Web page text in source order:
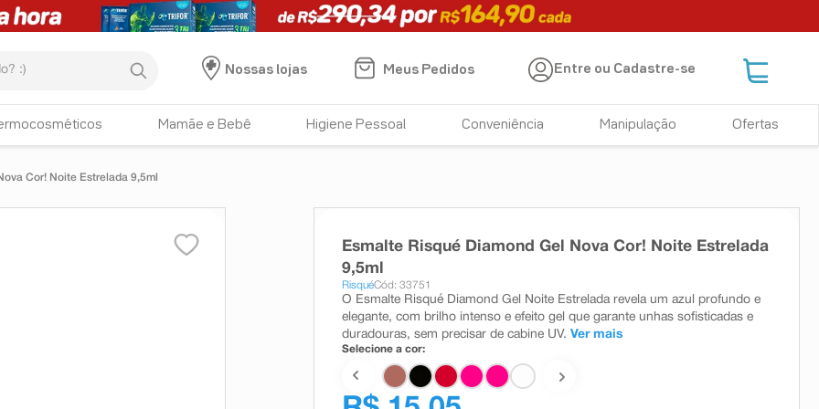
Nossas lojas
Meus Pedidos Entre ou Cadastre-se
Mamãe e Bebê Higiene Pessoal Conveniência Manipulação Ofertas
Cor! Noite Estrelada 9,5ml
Esmalte Risqué Diamond Gel Nova Cor! Noite Estrelada
9,5ml
RisquéCód: 33751
O Esmalte Risqué Diamond Gel Noite Estrelada revela um azul profundo e
elegante, com brilho intenso e efeito gel que garante unhas sofisticadas e
duradouras, sem precisar de cabine UV. Ver mais
Selecione a cor: